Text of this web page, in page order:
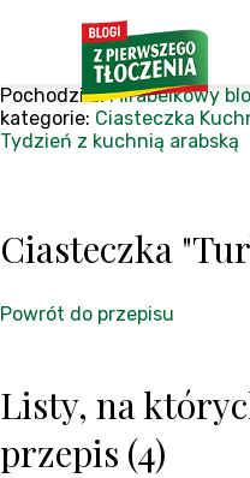
Pochodzi z:Mirabelkowy
kategorie: Ciasteczka
Tydzień z kuchnią arabską
Ciasteczka
Powrót do przepisu
Listy, na
przepis (4)